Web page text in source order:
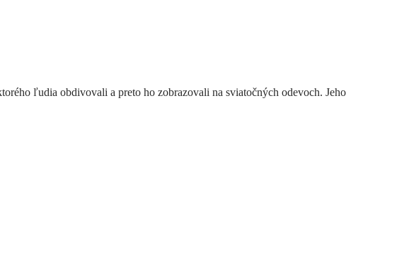
ľudia obdivovali a preto ho zobrazovali na sviatočných odevoch. Jeho